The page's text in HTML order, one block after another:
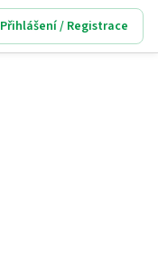
Přihlášení / Registrace